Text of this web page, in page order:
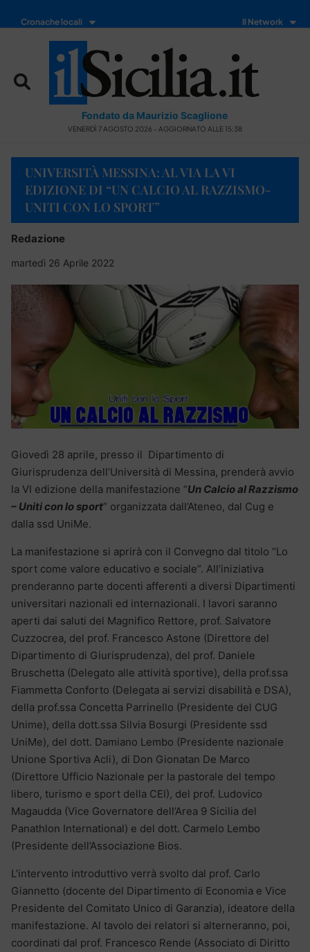
Cronache locali Il Network
Fondato da Maurizio Scaglione
VENERDÌ 7 AGOSTO 2026 - AGGIORNATO ALLE 15:38
UNIVERSITÀ MESSINA: AL VIA LA VI
EDIZIONE DI “UN CALCIO AL RAZZISMO-
UNITI CON LO SPORT”
Redazione
martedì 26 Aprile 2022
Giovedì 28 aprile, presso il Dipartimento di
Giurisprudenza dell’Università di Messina, prenderà avvio
la VI edizione della manifestazione “Un Calcio al Razzismo
– Uniti con lo sport” organizzata dall’Ateneo, dal Cug e
dalla ssd UniMe.
La manifestazione si aprirà con il Convegno dal titolo “Lo
sport come valore educativo e sociale”. All’iniziativa
prenderanno parte docenti afferenti a diversi Dipartimenti
universitari nazionali ed internazionali. I lavori saranno
aperti dai saluti del Magnifico Rettore, prof. Salvatore
Cuzzocrea, del prof. Francesco Astone (Direttore del
Dipartimento di Giurisprudenza), del prof. Daniele
Bruschetta (Delegato alle attività sportive), della prof.ssa
Fiammetta Conforto (Delegata ai servizi disabilità e DSA),
della prof.ssa Concetta Parrinello (Presidente del CUG
Unime), della dott.ssa Silvia Bosurgi (Presidente ssd
UniMe), del dott. Damiano Lembo (Presidente nazionale
Unione Sportiva Acli), di Don Gionatan De Marco
(Direttore Ufficio Nazionale per la pastorale del tempo
libero, turismo e sport della CEI), del prof. Ludovico
Magaudda (Vice Governatore dell’Area 9 Sicilia del
Panathlon International) e del dott. Carmelo Lembo
(Presidente dell’Associazione Bios.
L’intervento introduttivo verrà svolto dal prof. Carlo
Giannetto (docente del Dipartimento di Economia e Vice
Presidente del Comitato Unico di Garanzia), ideatore della
manifestazione. Al tavolo dei relatori si alterneranno, poi,
coordinati dal prof. Francesco Rende (Associato di Diritto